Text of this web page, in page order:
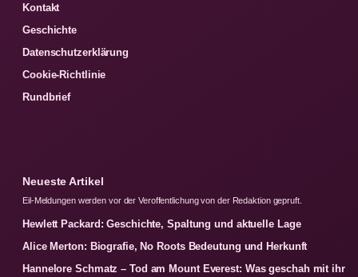
Kontakt
Geschichte
Datenschutzerklärung
Cookie-Richtlinie
Rundbrief
Neueste Artikel
Eil-Meldungen werden vor der Veroffentlichung von der Redaktion gepruft.
Hewlett Packard: Geschichte, Spaltung und aktuelle Lage
Alice Merton: Biografie, No Roots Bedeutung und Herkunft
Hannelore Schmatz – Tod am Mount Everest: Was geschah mit ihr